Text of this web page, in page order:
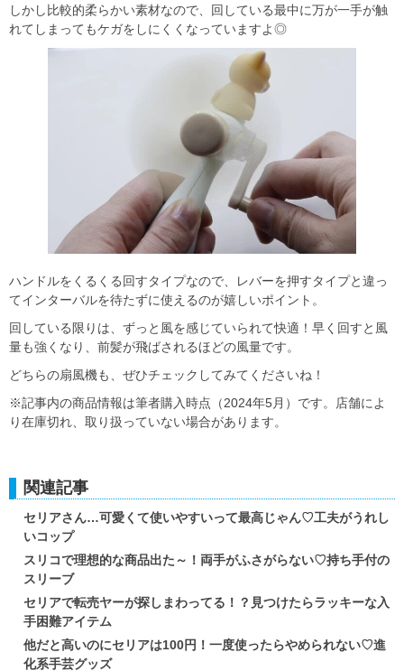
しかし比較的柔らかい素材なので、回している最中に万が一手が触
れてしまってもケガをしにくくなっていますよ◎
ハンドルをくるくる回すタイプなので、レバーを押すタイプと違っ
てインターバルを待たずに使えるのが嬉しいポイント。
回している限りは、ずっと風を感じていられて快適！早く回すと風
量も強くなり、前髪が飛ばされるほどの風量です。
どちらの扇風機も、ぜひチェックしてみてくださいね！
※記事内の商品情報は筆者購入時点（2024年5月）です。店舗によ
り在庫切れ、取り扱っていない場合があります。
関連記事
セリアさん…可愛くて使いやすいって最高じゃん♡工夫がうれし
いコップ
スリコで理想的な商品出た～！両手がふさがらない♡持ち手付の
スリーブ
セリアで転売ヤーが探しまわってる！？見つけたらラッキーな入
手困難アイテム
他だと高いのにセリアは100円！一度使ったらやめられない♡進
化系手芸グッズ